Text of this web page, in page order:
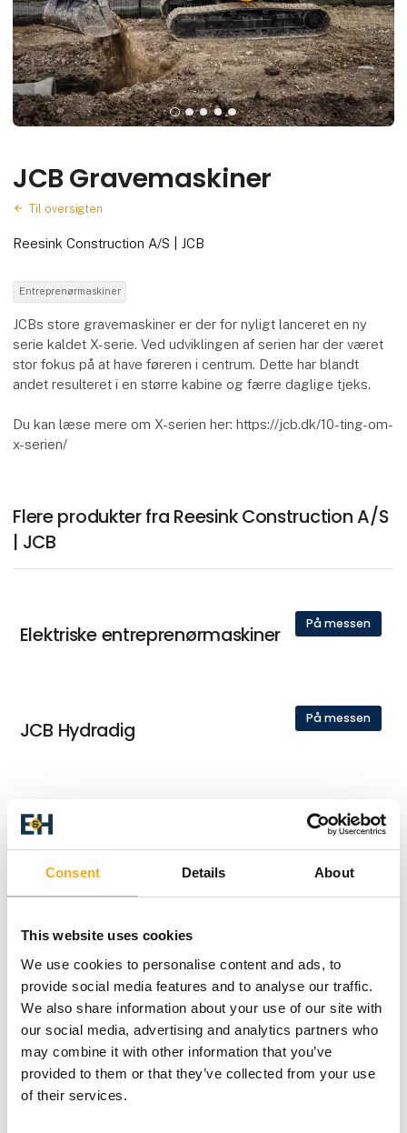
Consent Details About
This website uses cookies
We use cookies to personalise content and ads, to
provide social media features and to analyse our traffic.
We also share information about your use of our site with
our social media, advertising and analytics partners who
may combine it with other information that you’ve
provided to them or that they’ve collected from your use
of their services.
JCB Gravemaskiner
Til oversigten
Reesink Construction A/S | JCB
Entreprenørmaskiner
JCBs store gravemaskiner er der for nyligt lanceret en ny
serie kaldet X-serie. Ved udviklingen af serien har der været
stor fokus på at have føreren i centrum. Dette har blandt
andet resulteret i en større kabine og færre daglige tjeks.
Du kan læse mere om X-serien her: https://jcb.dk/10-ting-om-
x-serien/
Flere produkter fra Reesink Construction A/S
| JCB
På messen
Elektriske entreprenørmaskiner
På messen
JCB Hydradig
JCB Minigraver
På messen
JCB Gummihjulslæsser